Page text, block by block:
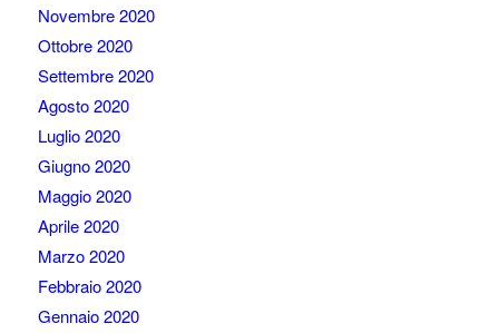
Novembre 2020
Ottobre 2020
Settembre 2020
Agosto 2020
Luglio 2020
Giugno 2020
Maggio 2020
Aprile 2020
Marzo 2020
Febbraio 2020
Gennaio 2020